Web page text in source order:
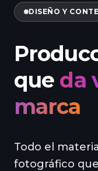
DISEÑO Y
que da
marca
Todo el
fotográfico